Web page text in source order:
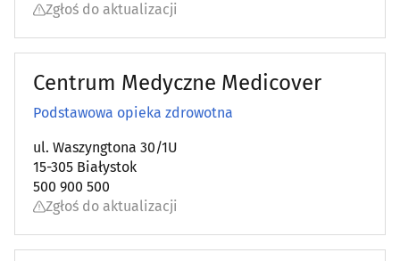
Zgłoś do aktualizacji
Centrum Medyczne Medicover
Podstawowa opieka zdrowotna
ul. Waszyngtona 30/1U
15-305 Białystok
500 900 500
Zgłoś do aktualizacji